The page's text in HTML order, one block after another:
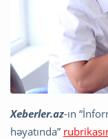
Xeberler.az-ın
həyatında”